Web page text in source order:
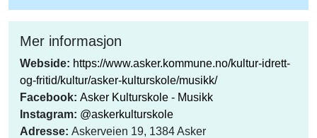
Mer informasjon
Webside: https://www.asker.kommune.no/kultur-idrett-
og-fritid/kultur/asker-kulturskole/musikk/
Facebook: Asker Kulturskole - Musikk
Instagram: @askerkulturskole
Adresse: Askerveien 19, 1384 Asker